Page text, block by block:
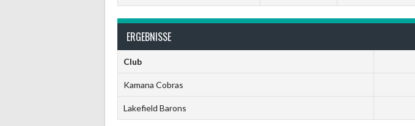
ERGEBNISSE
Club
Kamana Cobras
Lakefield Barons